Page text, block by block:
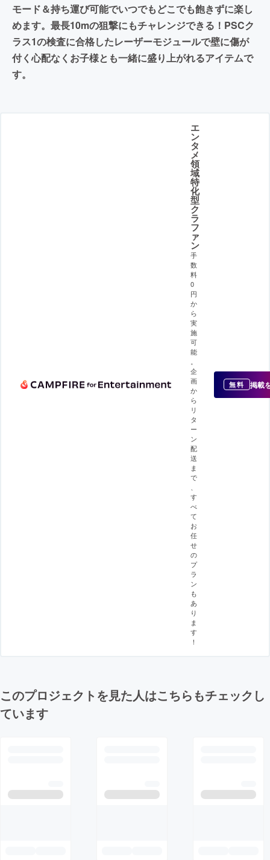
モード＆持ち運び可能でいつでもどこでも飽きずに楽し
めます。最長10mの狙撃にもチャレンジできる！PSCク
ラス1の検査に合格したレーザーモジュールで壁に傷が
付く心配なくお子様とも一緒に盛り上がれるアイテムで
す。
エ
ン
タ
メ
領
域
特
化
型
ク
ラ
フ
ァ
ン
手
数
料
0
円
か
ら
実
施
可
能
企
画
か
ら
リ
タ
ー
ン
配
送
ま
で
す
べ
て
お
任
せ
の
プ
ラ
ン
も
あ
り
ま
す
！
無料 掲載
このプロジェクトを見た人はこちらもチェックし
ています